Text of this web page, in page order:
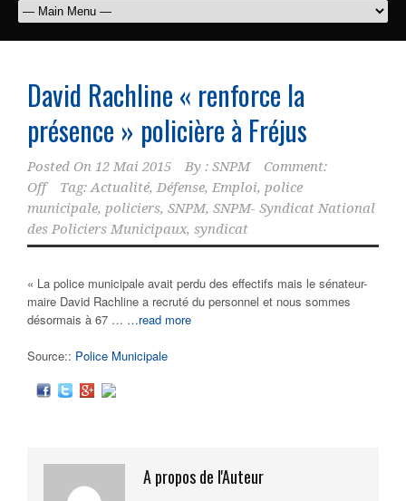
David Rachline « renforce la
présence » policière à Fréjus
Posted On 12 Mai 2015 By : SNPM
Comment:
Off
Tag:Actualité, Défense, Emploi, police
municipale, policiers, SNPM, SNPM- Syndicat National
des Policiers Municipaux, syndicat
« La police municipale avait perdu des effectifs mais le sénateur-
maire David Rachline a recruté du personnel et nous sommes
désormais à 67 … …read more
Source:: Police Municipale
A propos de l'Auteur